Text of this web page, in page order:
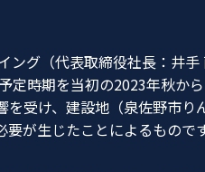
グ（代表取締役社長：井
時期を当初の2023年秋か
受け、建設地（泉佐野市
が生じたことによるものです